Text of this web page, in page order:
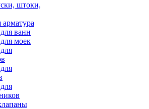
штоки,
арматура
ванн
моек